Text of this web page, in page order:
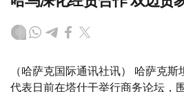
（哈萨克国际通讯社讯） 哈萨克
代表日前在塔什干举行商务论坛，